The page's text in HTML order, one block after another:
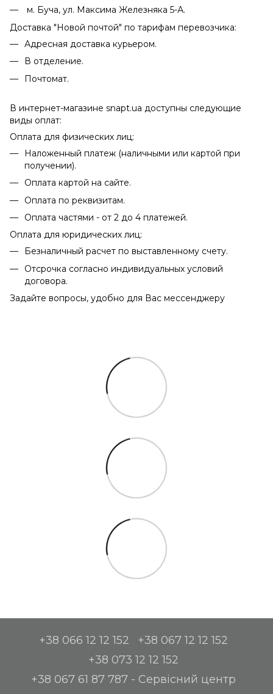
м. Буча, ул. Максима Железняка 5-А.
Доставка "Новой почтой" по тарифам перевозчика:
Адресная доставка курьером.
В отделение.
Почтомат.
В интернет-магазине snapt.ua доступны следующие
виды оплат:
Оплата для физических лиц:
Наложенный платеж (наличными или картой при
получении).
Оплата картой на сайте.
Оплата по реквизитам.
Оплата частями - от 2 до 4 платежей.
Оплата для юридических лиц:
Безналичный расчет по выставленному счету.
Отсрочка согласно индивидуальных условий
договора.
Задайте вопросы, удобно для Вас мессенджеру
+38 066 12 12 152
+38 067 12 12 152
+38 073 12 12 152
+38 067 61 87 787 - Сервісний центр